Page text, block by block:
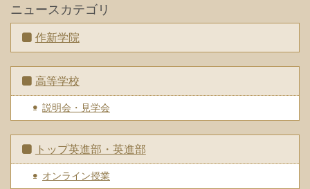
ニュースカテゴリ
作新学院
高等学校
説明会・見学会
トップ英進部・英進部
オンライン授業